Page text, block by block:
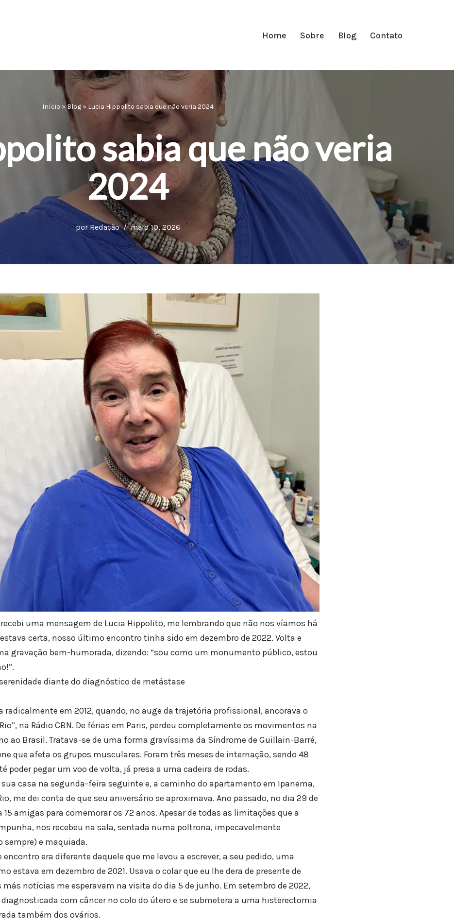
Home Sobre Blog Contato
Início »Blog» Lucia Hippolito sabia que não veria 2024
sabia que não veria
2024
por Redação maio 10, 2026
uma mensagem de Lucia Hippolito, me lembrando que não nos víamos há
certa, nosso último encontro tinha sido em dezembro de 2022. Volta e
gravação bem-humorada, dizendo: “sou como um monumento público, estou
diante do diagnóstico de metástase
radicalmente em 2012, quando, no auge da trajetória profissional, ancorava o
na Rádio CBN. De férias em Paris, perdeu completamente os movimentos na
ao Brasil. Tratava-se de uma forma gravíssima da Síndrome de Guillain-Barré,
que afeta os grupos musculares. Foram três meses de internação, sendo 48
poder pegar um voo de volta, já presa a uma cadeira de rodas.
casa na segunda-feira seguinte e, a caminho do apartamento em Ipanema,
me dei conta de que seu aniversário se aproximava. Ano passado, no dia 29 de
amigas para comemorar os 72 anos. Apesar de todas as limitações que a
nos recebeu na sala, sentada numa poltrona, impecavelmente
sempre) e maquiada.
encontro era diferente daquele que me levou a escrever, a seu pedido, uma
estava em dezembro de 2021. Usava o colar que eu lhe dera de presente de
notícias me esperavam na visita do dia 5 de junho. Em setembro de 2022,
com câncer no colo do útero e se submetera a uma histerectomia
também dos ovários.